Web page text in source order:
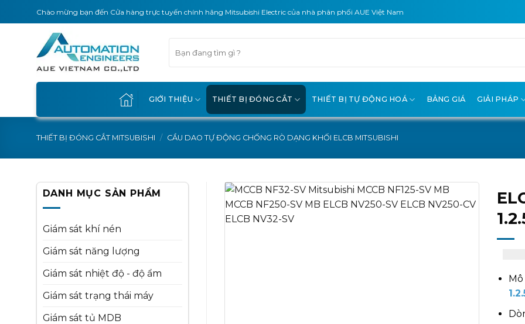
to
Chào mừng bạn đến Cửa hàng trực tuyến chính hãng Mitsubishi Electric của nhà phân phối AUE Việt Nam
kiếm:
GIỚI THIỆU THIẾT BỊ ĐÓNG CẮT THIẾT BỊ TỰ ĐỘNG HOÁ BẢNG GIÁ GIẢI PHÁP
THIẾT BỊ ĐÓNG CẮT MITSUBISHI / CẦU DAO TỰ ĐỘNG CHỐNG RÒ DẠNG KHỐI ELCB MITSUBISHI
DANH MỤC SẢN PHẨM
Giám sát khí nén
Giám sát năng lượng
Giám sát nhiệt độ - độ ẩm
Giám sát trạng thái máy
Giám sát tủ MDB